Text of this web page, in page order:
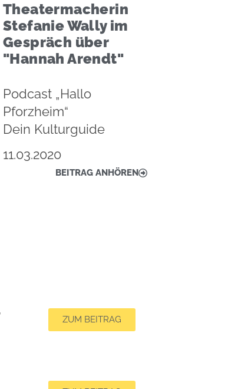
Theatermacherin
Stefanie Wally im
Gespräch über
"Hannah Arendt"
Podcast „Hallo
Pforzheim“
Dein Kulturguide
11.03.2020
BEITRAG ANHÖREN
ZUM BEITRAG